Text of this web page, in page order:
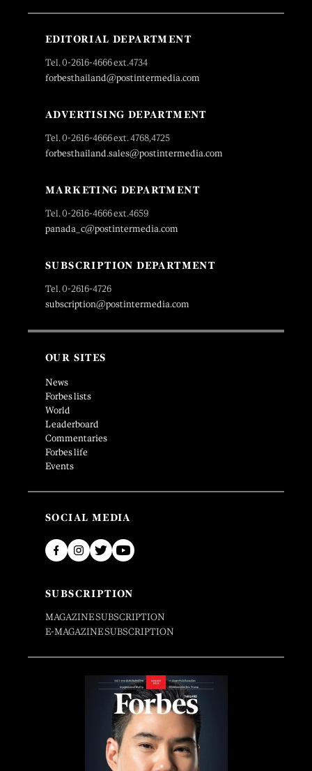
EDITORIAL DEPARTMENT
Tel. 0-2616-4666 ext.4734
forbesthailand@postintermedia.com
ADVERTISING DEPARTMENT
Tel. 0-2616-4666 ext. 4768,4725
forbesthailand.sales@postintermedia.com
MARKETING DEPARTMENT
Tel. 0-2616-4666 ext.4659
panada_c@postintermedia.com
SUBSCRIPTION DEPARTMENT
Tel. 0-2616-4726
subscription@postintermedia.com
OUR SITES
News
Forbes lists
World
Leaderboard
Commentaries
Forbes life
Events
SOCIAL MEDIA
SUBSCRIPTION
MAGAZINE SUBSCRIPTION
E-MAGAZINE SUBSCRIPTION